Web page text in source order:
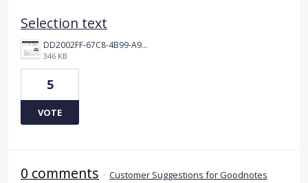
Selection text
DD2002FF-67C8-4B99-A959-9DE103898DE8.jpeg
346 KB
5
VOTE
0 comments · Customer Suggestions for Goodnotes